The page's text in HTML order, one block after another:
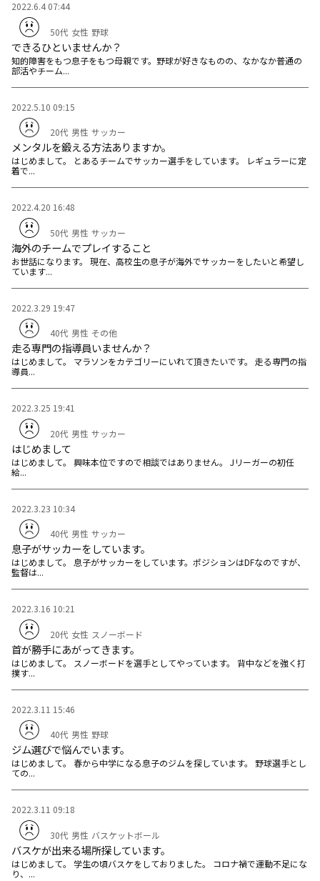
2022.6.4 07:44
50代 女性 野球
できるひといませんか？
知的障害をもつ息子をもつ母親です。野球が好きなものの、なかなか普通の
部活やチーム...
2022.5.10 09:15
20代 男性 サッカー
メンタルを鍛える方法ありますか。
はじめまして。 とあるチームでサッカー選手をしています。 レギュラーに定
着で...
2022.4.20 16:48
50代 男性 サッカー
海外のチームでプレイすること
お世話になります。 現在、高校生の息子が海外でサッカーをしたいと希望し
ています...
2022.3.29 19:47
40代 男性 その他
走る専門の指導員いませんか？
はじめまして。 マラソンをカテゴリーにいれて頂きたいです。 走る専門の指
導員...
2022.3.25 19:41
20代 男性 サッカー
はじめまして
はじめまして。 興味本位ですので相談ではありません。 Jリーガーの初任
給...
2022.3.23 10:34
40代 男性 サッカー
息子がサッカーをしています。
はじめまして。 息子がサッカーをしています。ポジションはDFなのですが、
監督は...
2022.3.16 10:21
20代 女性 スノーボード
首が勝手にあがってきます。
はじめまして。 スノーボードを選手としてやっています。 背中などを強く打
撲す...
2022.3.11 15:46
40代 男性 野球
ジム選びで悩んでいます。
はじめまして。 春から中学になる息子のジムを探しています。 野球選手とし
ての...
2022.3.11 09:18
30代 男性 バスケットボール
バスケが出来る場所探しています。
はじめまして。 学生の頃バスケをしておりました。 コロナ禍で運動不足にな
り、...